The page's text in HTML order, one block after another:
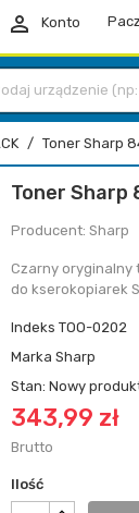
 Konto
Toner Sharp
Toner Sharp
Producent: Sharp
Czarny oryginalny
do kserokopiarek
Indeks TOO-0202
Marka Sharp
Stan: Nowy
343,99 zł
Brutto
Ilość